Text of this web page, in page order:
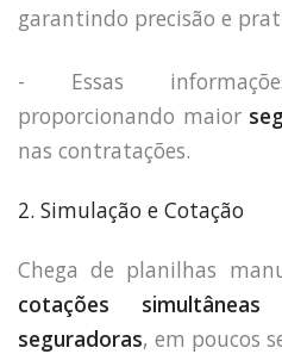
garantindo precisão e
- Essas
proporcionando maior
nas contratações.
2. Simulação e Cotação
Chega de planilhas
cotações
seguradoras, em poucos